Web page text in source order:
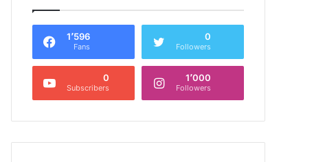
1٬596
Fans
0
Followers
0
Subscribers
1٬000
Followers